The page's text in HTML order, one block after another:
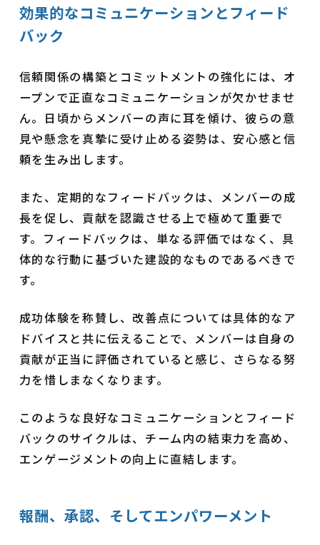
効果的なコミュニケーションとフィード
バック
信頼関係の構築とコミットメントの強化には、オ
ープンで正直なコミュニケーションが欠かせませ
ん。日頃からメンバーの声に耳を傾け、彼らの意
見や懸念を真摯に受け止める姿勢は、安心感と信
頼を生み出します。
また、定期的なフィードバックは、メンバーの成
長を促し、貢献を認識させる上で極めて重要で
す。フィードバックは、単なる評価ではなく、具
体的な行動に基づいた建設的なものであるべきで
す。
成功体験を称賛し、改善点については具体的なア
ドバイスと共に伝えることで、メンバーは自身の
貢献が正当に評価されていると感じ、さらなる努
力を惜しまなくなります。
このような良好なコミュニケーションとフィード
バックのサイクルは、チーム内の結束力を高め、
エンゲージメントの向上に直結します。
報酬、承認、そしてエンパワーメント